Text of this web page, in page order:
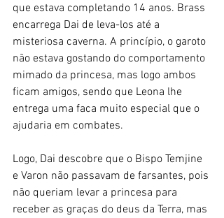
que estava completando 14 anos. Brass
encarrega Dai de leva-los até a
misteriosa caverna. A princípio, o garoto
não estava gostando do comportamento
mimado da princesa, mas logo ambos
ficam amigos, sendo que Leona lhe
entrega uma faca muito especial que o
ajudaria em combates.
Logo, Dai descobre que o Bispo Temjine
e Varon não passavam de farsantes, pois
não queriam levar a princesa para
receber as graças do deus da Terra, mas